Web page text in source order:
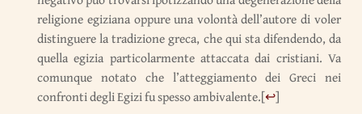
religione egiziana oppure una volontà dell’autore di voler
distinguere la tradizione greca, che qui sta difendendo, da
quella egizia particolarmente attaccata dai cristiani. Va
comunque notato che l’atteggiamento dei Greci nei
confronti degli Egizi fu spesso ambivalente.[↩]